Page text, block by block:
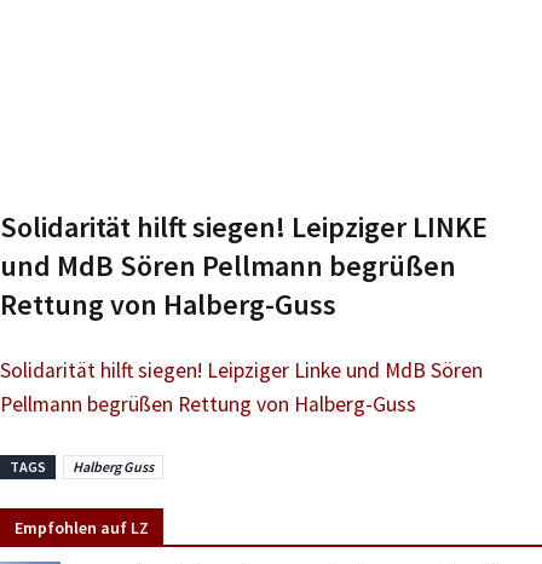
Solidarität hilft siegen! Leipziger LINKE
und MdB Sören Pellmann begrüßen
Rettung von Halberg-Guss
Solidarität hilft siegen! Leipziger Linke und MdB Sören
Pellmann begrüßen Rettung von Halberg-Guss
TAGS Halberg Guss
Empfohlen auf LZ